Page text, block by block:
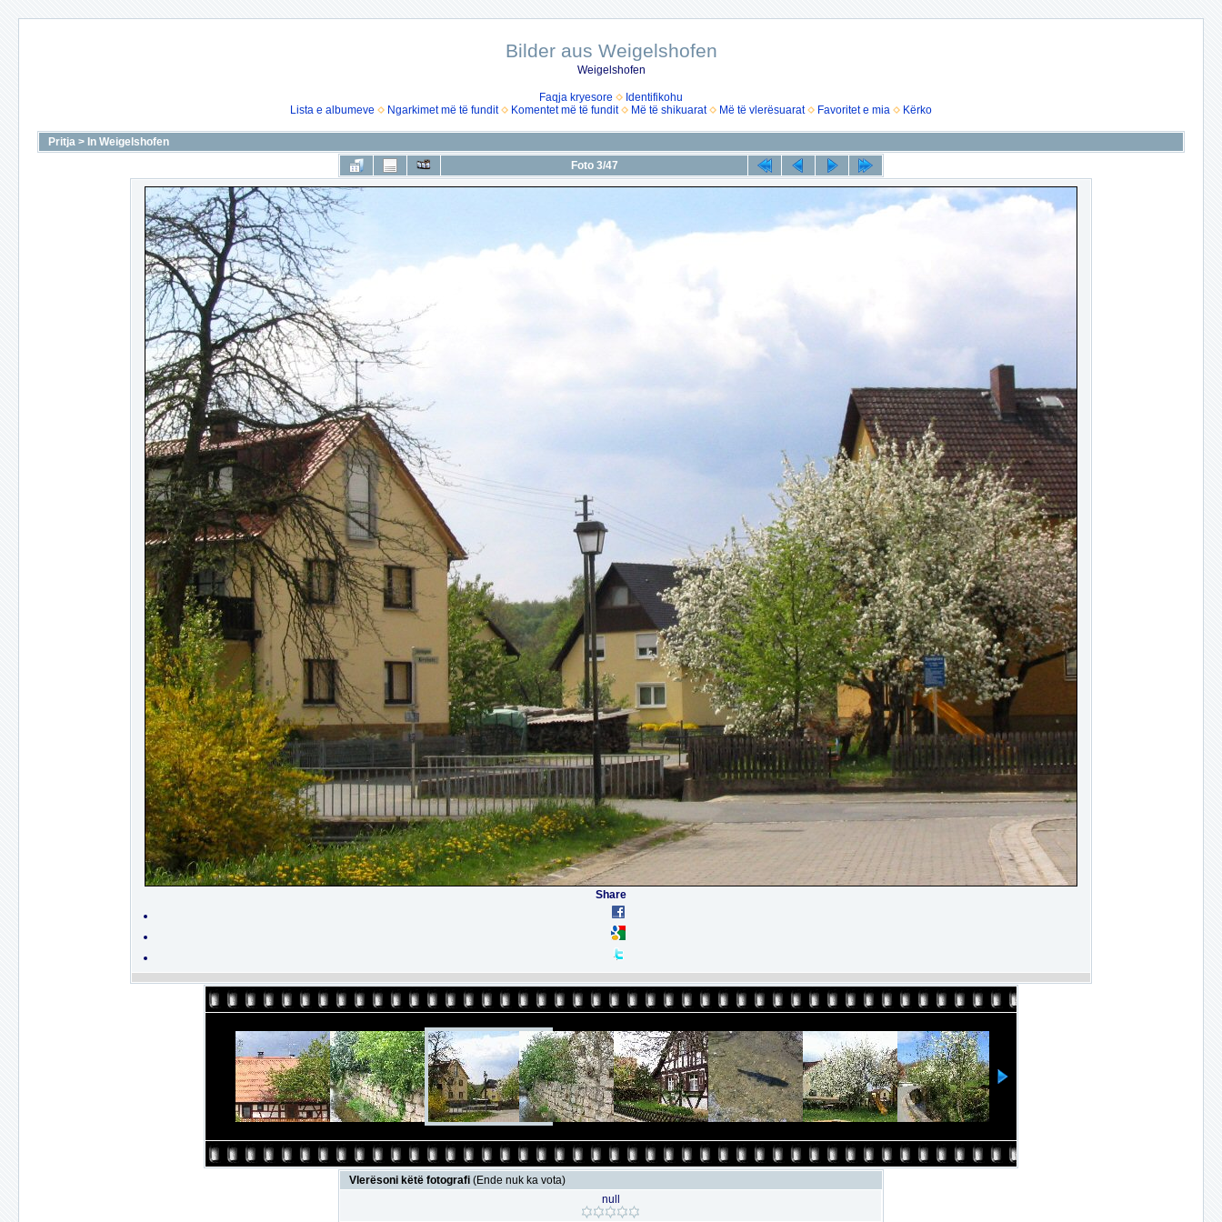
Bilder aus Weigelshofen
Weigelshofen
Faqja kryesore
Identifikohu
Lista e albumeve
Ngarkimet më të fundit Komentet më të fundit Më të shikuarat Më të vlerësuarat Favoritet e mia Kërko
Pritja > In Weigelshofen
Foto 3/47
Share
Vlerësoni këtë fotografi (Ende nuk ka vota)
null